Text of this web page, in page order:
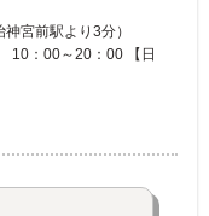
宮前駅より3分）
10：00～20：00 【日